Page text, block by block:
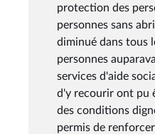
protection des
personnes sans
diminué dans tous
personnes
services d'aide
d'y recourir ont pu
des conditions
permis de